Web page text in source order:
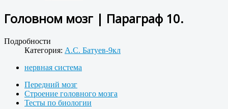
Головном мозг | Параграф 10.
Подробности
Категория: А.С. Батуев-9кл
нервная система
Передний мозг
Строение головного мозга
Тесты по биологии